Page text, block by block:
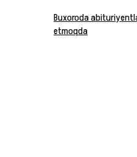
Buxoroda
etmoqda